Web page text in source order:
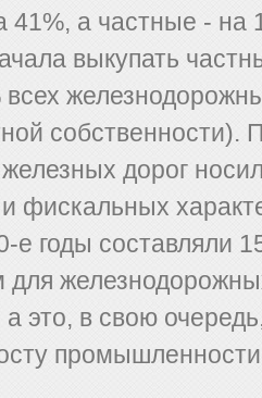
41%, а частные - на
выкупать
всех
собственности).
дорог
и фискальных
е годы составляли
для
это, в свою